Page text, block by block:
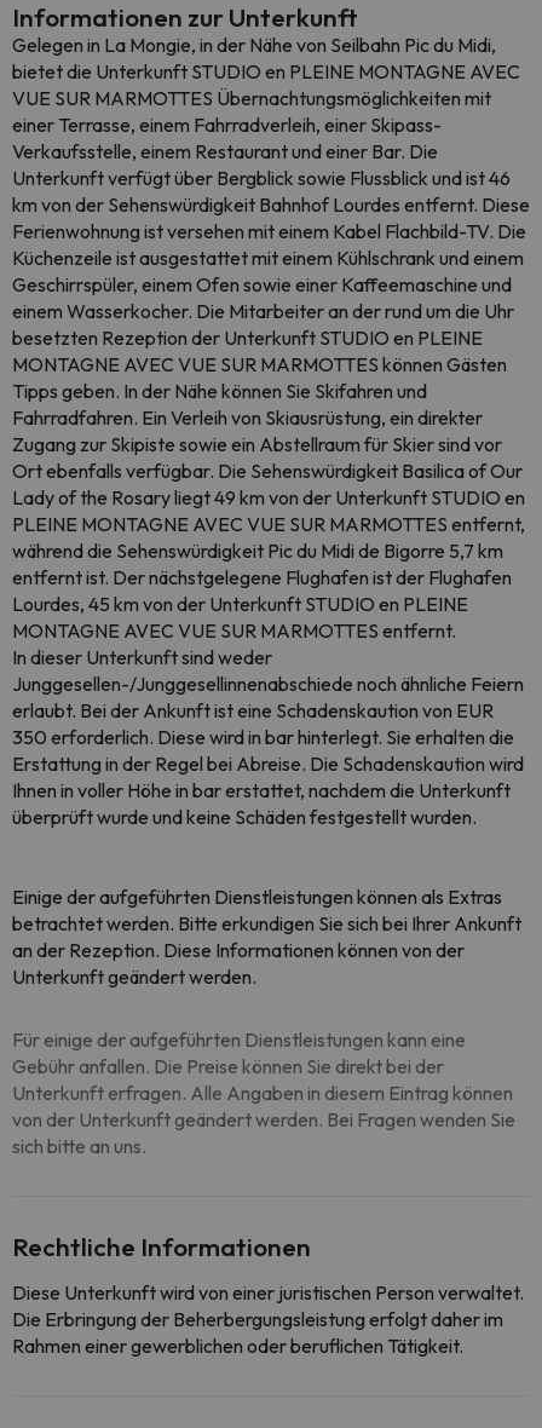
Informationen zur Unterkunft
Gelegen in La Mongie, in der Nähe von Seilbahn Pic du Midi,
bietet die Unterkunft STUDIO en PLEINE MONTAGNE AVEC
VUE SUR MARMOTTES Übernachtungsmöglichkeiten mit
einer Terrasse, einem Fahrradverleih, einer Skipass-
Verkaufsstelle, einem Restaurant und einer Bar. Die
Unterkunft verfügt über Bergblick sowie Flussblick und ist 46
km von der Sehenswürdigkeit Bahnhof Lourdes entfernt. Diese
Ferienwohnung ist versehen mit einem Kabel Flachbild-TV. Die
Küchenzeile ist ausgestattet mit einem Kühlschrank und einem
Geschirrspüler, einem Ofen sowie einer Kaffeemaschine und
einem Wasserkocher. Die Mitarbeiter an der rund um die Uhr
besetzten Rezeption der Unterkunft STUDIO en PLEINE
MONTAGNE AVEC VUE SUR MARMOTTES können Gästen
Tipps geben. In der Nähe können Sie Skifahren und
Fahrradfahren. Ein Verleih von Skiausrüstung, ein direkter
Zugang zur Skipiste sowie ein Abstellraum für Skier sind vor
Ort ebenfalls verfügbar. Die Sehenswürdigkeit Basilica of Our
Lady of the Rosary liegt 49 km von der Unterkunft STUDIO en
PLEINE MONTAGNE AVEC VUE SUR MARMOTTES entfernt,
während die Sehenswürdigkeit Pic du Midi de Bigorre 5,7 km
entfernt ist. Der nächstgelegene Flughafen ist der Flughafen
Lourdes, 45 km von der Unterkunft STUDIO en PLEINE
MONTAGNE AVEC VUE SUR MARMOTTES entfernt.
In dieser Unterkunft sind weder
Junggesellen-/Junggesellinnenabschiede noch ähnliche Feiern
erlaubt. Bei der Ankunft ist eine Schadenskaution von EUR
350 erforderlich. Diese wird in bar hinterlegt. Sie erhalten die
Erstattung in der Regel bei Abreise. Die Schadenskaution wird
Ihnen in voller Höhe in bar erstattet, nachdem die Unterkunft
überprüft wurde und keine Schäden festgestellt wurden.
Einige der aufgeführten Dienstleistungen können als Extras
betrachtet werden. Bitte erkundigen Sie sich bei Ihrer Ankunft
an der Rezeption. Diese Informationen können von der
Unterkunft geändert werden.
Für einige der aufgeführten Dienstleistungen kann eine
Gebühr anfallen. Die Preise können Sie direkt bei der
Unterkunft erfragen. Alle Angaben in diesem Eintrag können
von der Unterkunft geändert werden. Bei Fragen wenden Sie
sich bitte an uns.
Rechtliche Informationen
Diese Unterkunft wird von einer juristischen Person verwaltet.
Die Erbringung der Beherbergungsleistung erfolgt daher im
Rahmen einer gewerblichen oder beruflichen Tätigkeit.